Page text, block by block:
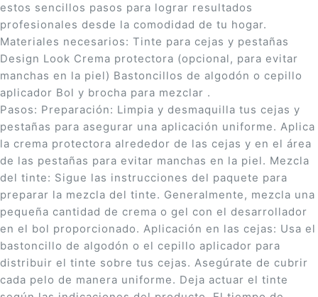
estos sencillos pasos para lograr resultados
profesionales desde la comodidad de tu hogar.
Materiales necesarios: Tinte para cejas y pestañas
Design Look Crema protectora (opcional, para evitar
manchas en la piel) Bastoncillos de algodón o cepillo
aplicador Bol y brocha para mezclar .
Pasos: Preparación: Limpia y desmaquilla tus cejas y
pestañas para asegurar una aplicación uniforme. Aplica
la crema protectora alrededor de las cejas y en el área
de las pestañas para evitar manchas en la piel. Mezcla
del tinte: Sigue las instrucciones del paquete para
preparar la mezcla del tinte. Generalmente, mezcla una
pequeña cantidad de crema o gel con el desarrollador
en el bol proporcionado. Aplicación en las cejas: Usa el
bastoncillo de algodón o el cepillo aplicador para
distribuir el tinte sobre tus cejas. Asegúrate de cubrir
cada pelo de manera uniforme. Deja actuar el tinte